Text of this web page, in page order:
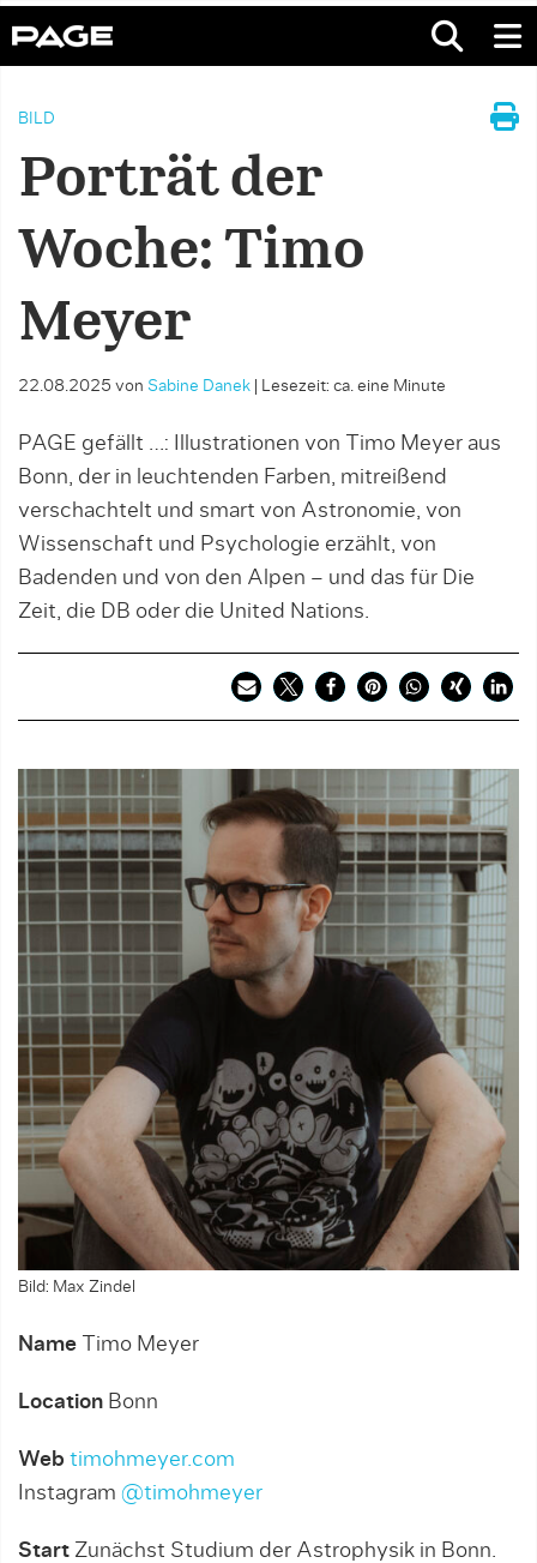
BILD
Porträt der
Woche: Timo
Meyer
22.08.2025 von Sabine Danek Lesezeit: ca. eine Minute
PAGE gefällt …: Illustrationen von Timo Meyer aus
Bonn, der in leuchtenden Farben, mitreißend
verschachtelt und smart von Astronomie, von
Wissenschaft und Psychologie erzählt, von
Badenden und von den Alpen – und das für Die
Zeit, die DB oder die United Nations.
Bild: Max Zindel
Name Timo Meyer
Location Bonn
Web timohmeyer.com
Instagram @timohmeyer
Start Zunächst Studium der Astrophysik in Bonn.